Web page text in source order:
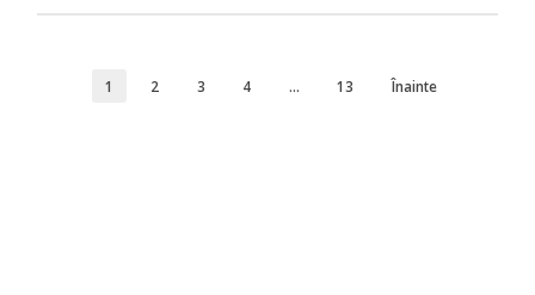
1 2 3 4 … 13 Înainte